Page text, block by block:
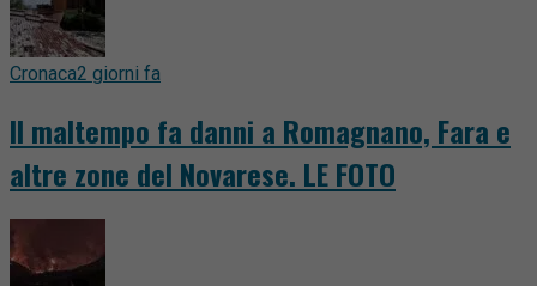
Cronaca2 giorni fa
Il maltempo fa danni a Romagnano, Fara e
altre zone del Novarese. LE FOTO